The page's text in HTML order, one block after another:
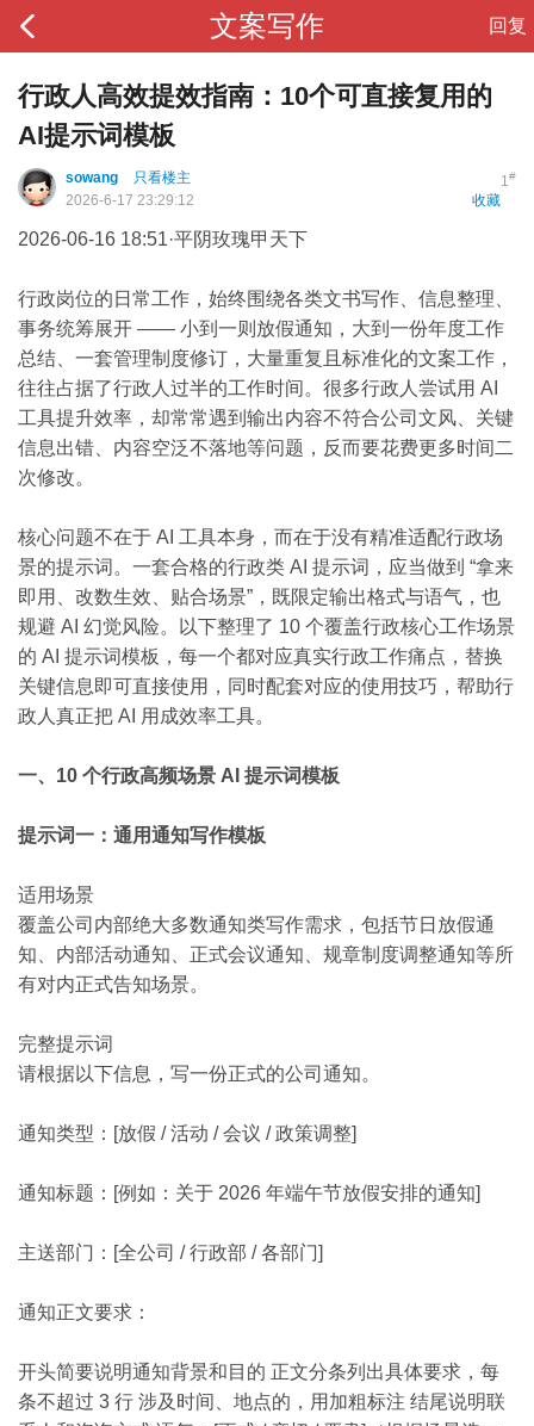
文案写作 回复
行政人高效提效指南：10个可直接复用的
AI提示词模板
1#
sowang
只看楼主
收藏
2026-6-17 23:29:12
2026-06-16 18:51·平阴玫瑰甲天下
行政岗位的日常工作，始终围绕各类文书写作、信息整理、
事务统筹展开 —— 小到一则放假通知，大到一份年度工作
总结、一套管理制度修订，大量重复且标准化的文案工作，
往往占据了行政人过半的工作时间。很多行政人尝试用 AI
工具提升效率，却常常遇到输出内容不符合公司文风、关键
信息出错、内容空泛不落地等问题，反而要花费更多时间二
次修改。
核心问题不在于 AI 工具本身，而在于没有精准适配行政场
景的提示词。一套合格的行政类 AI 提示词，应当做到 “拿来
即用、改数生效、贴合场景”，既限定输出格式与语气，也
规避 AI 幻觉风险。以下整理了 10 个覆盖行政核心工作场景
的 AI 提示词模板，每一个都对应真实行政工作痛点，替换
关键信息即可直接使用，同时配套对应的使用技巧，帮助行
政人真正把 AI 用成效率工具。
一、10 个行政高频场景 AI 提示词模板
提示词一：通用通知写作模板
适用场景
覆盖公司内部绝大多数通知类写作需求，包括节日放假通
知、内部活动通知、正式会议通知、规章制度调整通知等所
有对内正式告知场景。
完整提示词
请根据以下信息，写一份正式的公司通知。
通知类型：[放假 / 活动 / 会议 / 政策调整]
通知标题：[例如：关于 2026 年端午节放假安排的通知]
主送部门：[全公司 / 行政部 / 各部门]
通知正文要求：
开头简要说明通知背景和目的 正文分条列出具体要求，每
条不超过 3 行 涉及时间、地点的，用加粗标注 结尾说明联